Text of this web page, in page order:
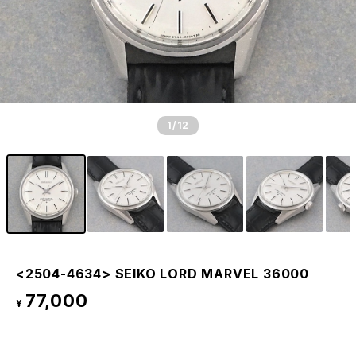
1 /12
<2504-4634> SEIKO LORD MARVEL 36000
¥ 77,000